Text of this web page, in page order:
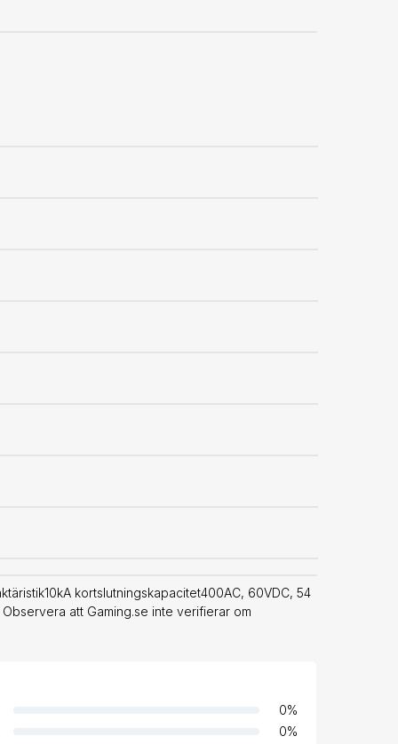
kortslutningskapacitet400AC, 60VDC, 54
att Gaming.se inte verifierar om
0%
0%